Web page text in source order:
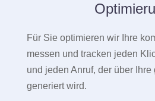
Für Sie optimieren wir Ihre
messen und tracken jeden
und jeden Anruf, der über Ihre
generiert wird.